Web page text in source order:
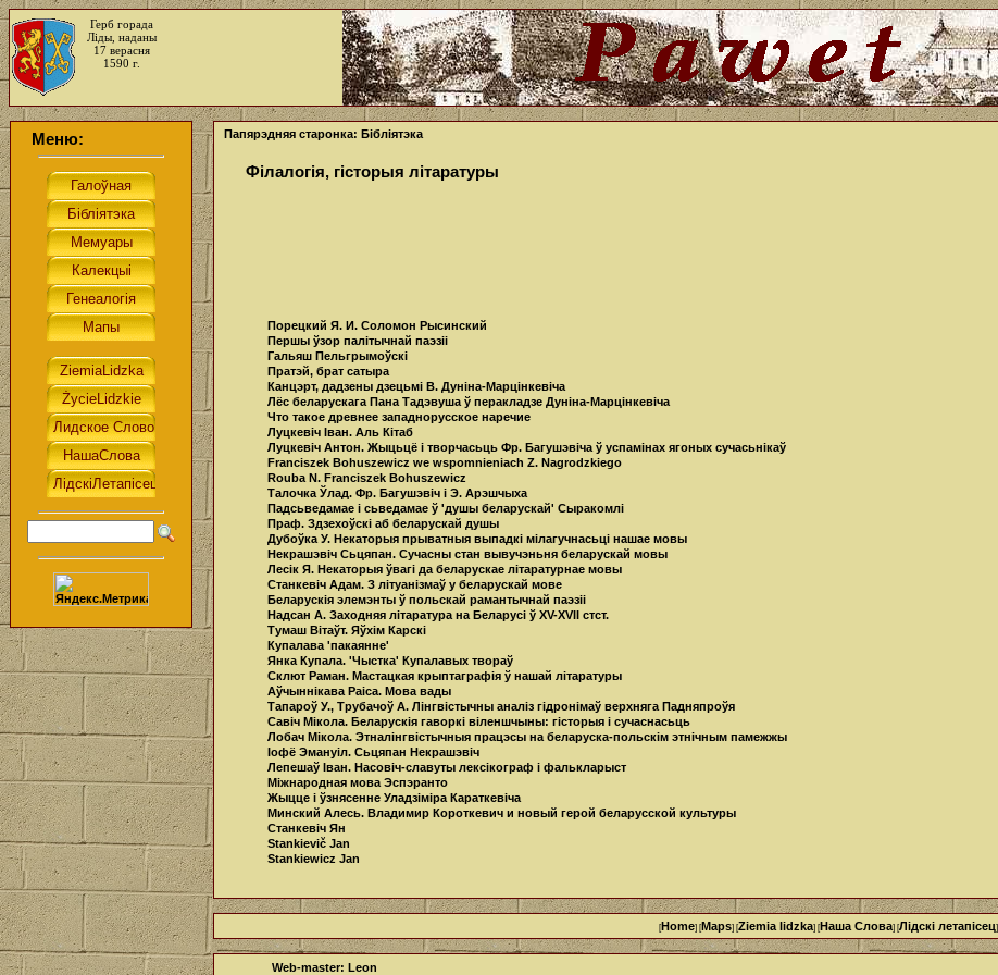
Герб горада
Ліды, наданы
17 верасня
1590 г.
Меню: Папярэдняя старонка: Бібліятэка
Філалогія, гісторыя літаратуры
Порецкий Я. И. Соломон Рысинский
Першы ўзор палітычнай паэзіі
Гальяш Пельгрымоўскі
Пратэй, брат сатыра
Канцэрт, дадзены дзецьмі В. Дуніна-Марцінкевіча
Лёс беларускага Пана Тадэвуша ў перакладзе Дуніна-Марцінкевіча
Что такое древнее западнорусское наречие
Луцкевіч Іван. Аль Кітаб
Луцкевіч Антон. Жыцьцё і творчасьць Фр. Багушэвіча ў успамінах ягоных сучасьнікаў
Franciszek Bohuszewicz we wspomnieniach Z. Nagrodzkiego
Rouba N. Franciszek Bohuszewicz
Талочка Ўлад. Фр. Багушэвіч i Э. Арэшчыха
Падсьведамае і сьведамае ў 'душы беларускай' Сыракомлі
Праф. Здзехоўскі аб беларускай душы
Дубоўка У. Некаторыя прыватныя выпадкі мілагучнасьці нашае мовы
Некрашэвіч Сьцяпан. Сучасны стан вывучэньня беларускай мовы
Лесік Я. Некаторыя ўвагі да беларускае літаратурнае мовы
Станкевіч Адам. З літуанізмаў у беларускай мове
Беларускія элемэнты ў польскай рамантычнай паэзіі
Надсан А. Заходняя літаратура на Беларусі ў XV-XVII стст.
Тумаш Вiтаўт. Яўхім Карскі
Купалава 'пакаянне'
Янка Купала. 'Чыстка' Купалавых твораў
Склют Раман. Мастацкая крыптаграфія ў нашай літаратуры
Аўчыннікава Paica. Мова вады
Тапароў У., Трубачоў А. Лінгвістычны аналіз гідронімаў верхняга Падняпроўя
Савіч Мікола. Беларускія гаворкі віленшчыны: гісторыя i сучаснасьць
Лобач Мікола. Этналінгвістычныя працэсы на беларуска-польскім этнічным памежжы
Іофё Эмануіл. Сьцяпан Некрашэвіч
Лепешаў Іван. Насовіч-славуты лексікограф і фалькларыст
Міжнародная мова Эспэранто
Жыцце і ўзнясенне Уладзіміра Караткевіча
Минский Алесь. Владимир Короткевич и новый герой беларусской культуры
Станкевіч Ян
Stankievič Jan
Stankiewicz Jan
[Home] [Maps] [Ziemia lidzka] [Наша Cлова] [Лідскі летапісец]
Web-master: Leon